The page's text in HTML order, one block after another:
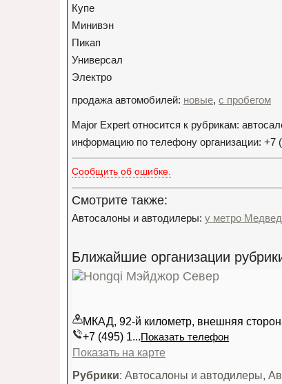
Купе
Минивэн
Пикап
Универсал
Электро
продажа автомобилей: новые, с пробегом
Major Expert относится к рубрикам:
информацию по телефону организации: +7
Сообщить об ошибке.
Смотрите также:
Автосалоны и автодилеры: у метро
Ближайшие организации
МКАД, 92-й километр, внешняя
+7 (495) 1...Показать телефон
Показать на карте
Рубрики: Автосалоны и автодилеры,